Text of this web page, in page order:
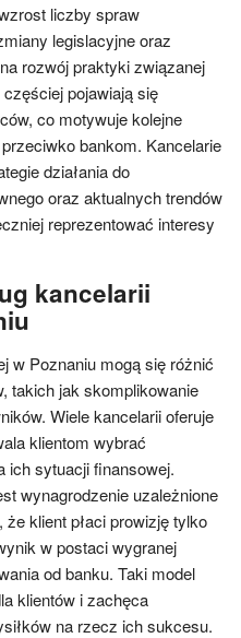
liczby spraw
legislacyjne oraz
rozwój praktyki związanej
pojawiają się
co motywuje kolejne
bankom. Kancelarie
działania do
oraz aktualnych trendów
reprezentować interesy
kancelarii
w Poznaniu mogą się różnić
takich jak skomplikowanie
Wiele kancelarii oferuje
klientom wybrać
ich sytuacji finansowej.
wynagrodzenie uzależnione
klient płaci prowizję tylko
w postaci wygranej
od banku. Taki model
klientów i zachęca
na rzecz ich sukcesu.